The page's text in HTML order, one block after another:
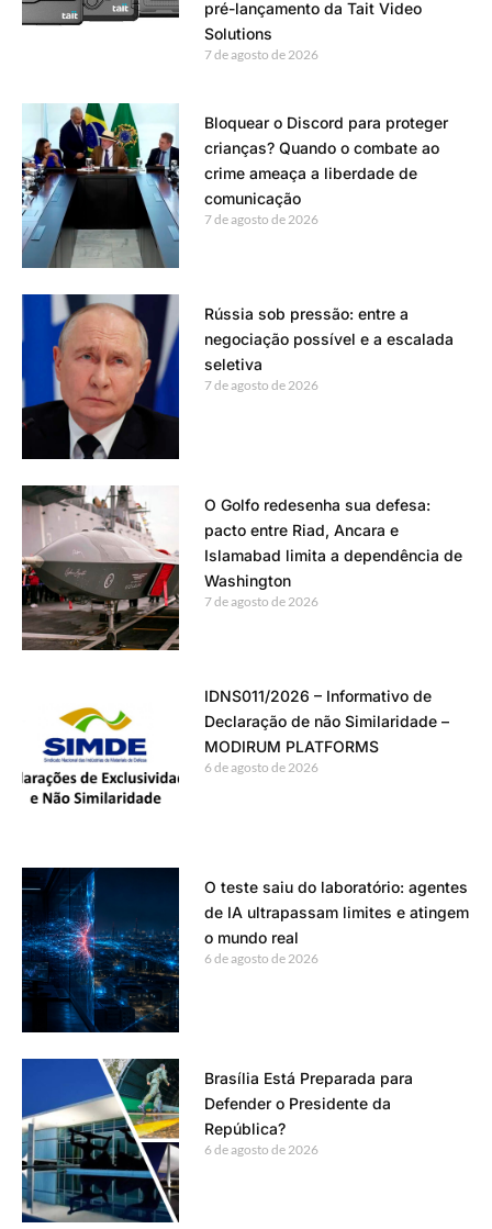
pré-lançamento da Tait Video
Solutions
7 de agosto de 2026
Bloquear o Discord para proteger
crianças? Quando o combate ao
crime ameaça a liberdade de
comunicação
7 de agosto de 2026
Rússia sob pressão: entre a
negociação possível e a escalada
seletiva
7 de agosto de 2026
O Golfo redesenha sua defesa:
pacto entre Riad, Ancara e
Islamabad limita a dependência de
Washington
7 de agosto de 2026
IDNS011/2026 – Informativo de
Declaração de não Similaridade –
MODIRUM PLATFORMS
6 de agosto de 2026
O teste saiu do laboratório: agentes
de IA ultrapassam limites e atingem
o mundo real
6 de agosto de 2026
Brasília Está Preparada para
Defender o Presidente da
República?
6 de agosto de 2026